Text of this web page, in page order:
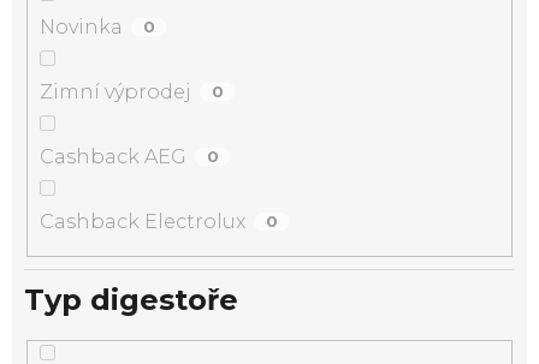
Novinka 0
Zimní výprodej 0
Cashback AEG 0
Cashback Electrolux 0
Typ digestoře